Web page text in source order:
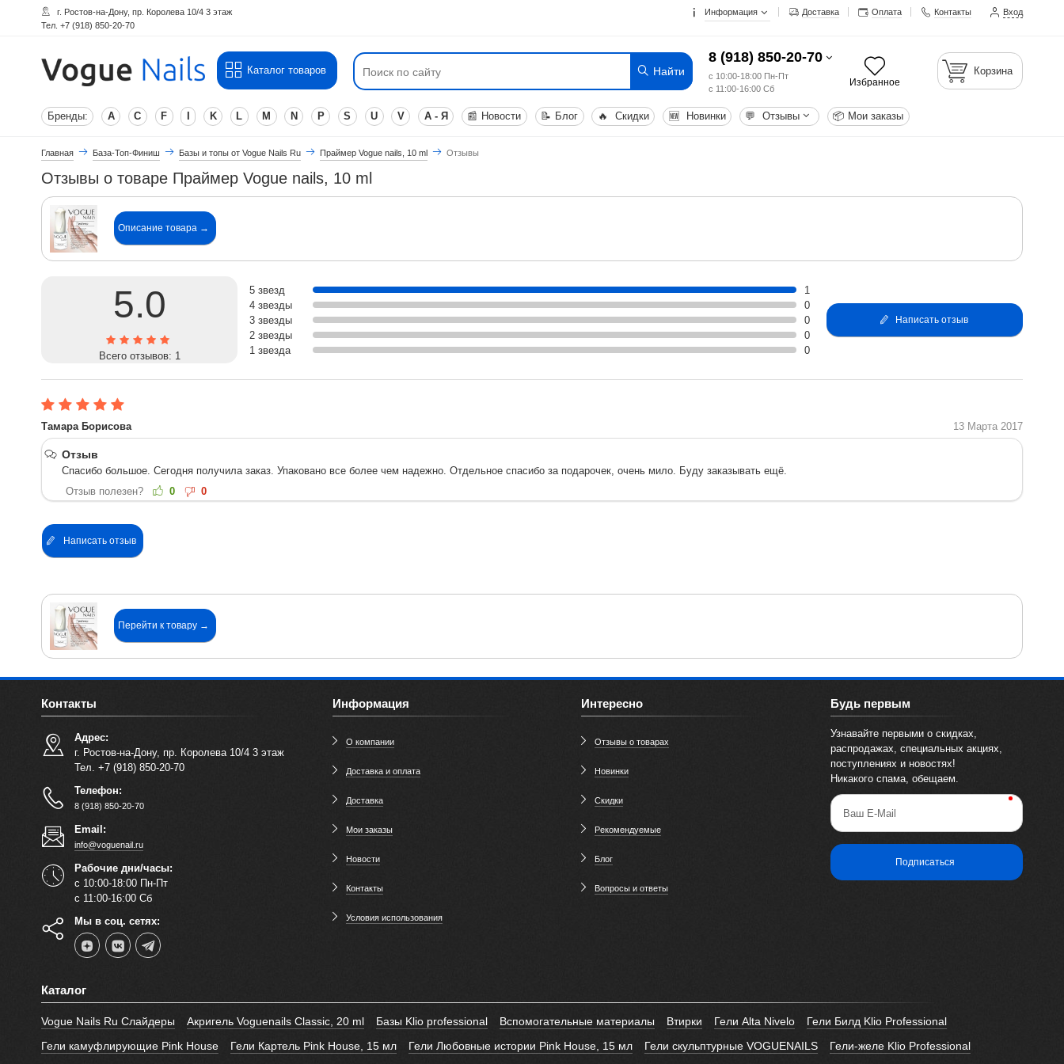
г. Ростов-на-Дону, пр. Королева 10/4 3 этаж
Тел. +7 (918) 850-20-70
Информация Доставка Оплата Контакты Вход
Каталог товаров Найти
8 (918) 850-20-70
с 10:00-18:00 Пн-Пт
с 11:00-16:00 Сб
Избранное
Корзина
Бренды: A C F K L M N P S U V А - Я 📰 Новости 📝 Блог 🔥 Скидки 🆕 Новинки 💬 Отзывы 📦 Мои заказы
Главная База-Топ-Финиш Базы и топы от Vogue Nails Ru Праймер Vogue nails, 10 ml Отзывы
Отзывы о товаре Праймер Vogue nails, 10 ml
Описание товара →
5.0
Всего отзывов: 1
5 звезд
1
4 звезды
0
3 звезды
0
2 звезды
0
1 звезда
0
Написать отзыв
Тамара Борисова 13 Марта 2017
Отзыв
Спасибо большое. Сегодня получила заказ. Упаковано все более чем надежно. Отдельное спасибо за подарочек, очень мило. Буду заказывать ещё.
Отзыв полезен?
0 0
Написать отзыв
Перейти к товару →
Контакты
Адрес:
г. Ростов-на-Дону, пр. Королева 10/4 3 этаж
Тел. +7 (918) 850-20-70
Телефон:
8 (918) 850-20-70
Email:
info@voguenail.ru
Рабочие дни/часы:
с 10:00-18:00 Пн-Пт
с 11:00-16:00 Сб
Мы в соц. сетях:
Информация
О компании
Доставка и оплата
Доставка
Мои заказы
Новости
Контакты
Условия использования
Интересно
Отзывы о товарах
Новинки
Скидки
Рекомендуемые
Блог
Вопросы и ответы
Будь первым
Узнавайте первыми о скидках,
распродажах, специальных акциях,
поступлениях и новостях!
Никакого спама, обещаем.
Ваш E-Mail
Подписаться
Каталог
Vogue Nails Ru Слайдеры Акригель Voguenails Classic, 20 ml Базы Klio professional Вспомогательные материалы Втирки Гели Alta Nivelo
Гели Билд Klio Professional
Гели камуфлирующие Pink House
Гели Картель Pink House, 15 мл Гели Любовные истории Pink House, 15 мл Гели скульптурные VOGUENAILS
Гели-желе Klio Professional